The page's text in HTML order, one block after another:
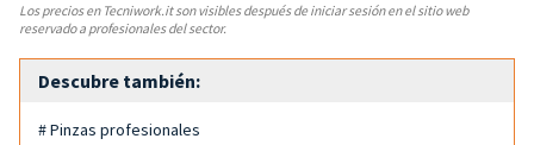
Los precios en Tecniwork.it son visibles después de iniciar sesión en el sitio web
reservado a profesionales del sector.
Descubre también:
# Pinzas profesionales